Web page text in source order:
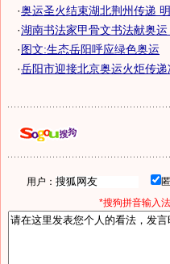
·奥运圣火结束湖北荆州传递
·湖南书法家甲骨文书法献奥
·图文:生态岳阳呼应绿色奥运
·岳阳市迎接北京奥运火炬传
用户：
*搜狗拼音输入